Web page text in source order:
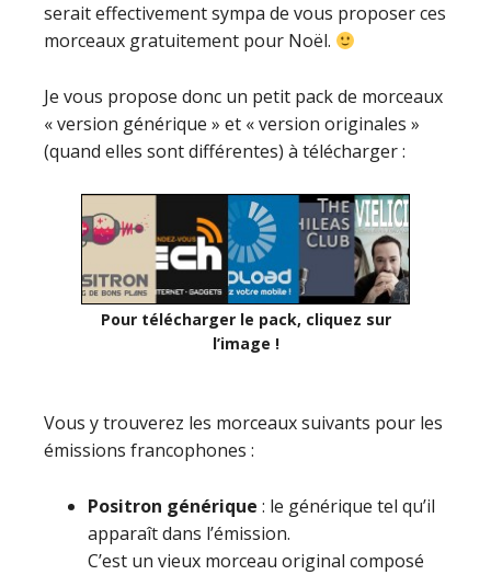
serait effectivement sympa de vous proposer ces
morceaux gratuitement pour Noël.
Je vous propose donc un petit pack de morceaux
« version générique » et « version originales »
(quand elles sont différentes) à télécharger :
Pour télécharger le pack, cliquez sur
l’image !
Vous y trouverez les morceaux suivants pour les
émissions francophones :
Positron générique : le générique tel qu’il
apparaît dans l’émission.
C’est un vieux morceau original composé